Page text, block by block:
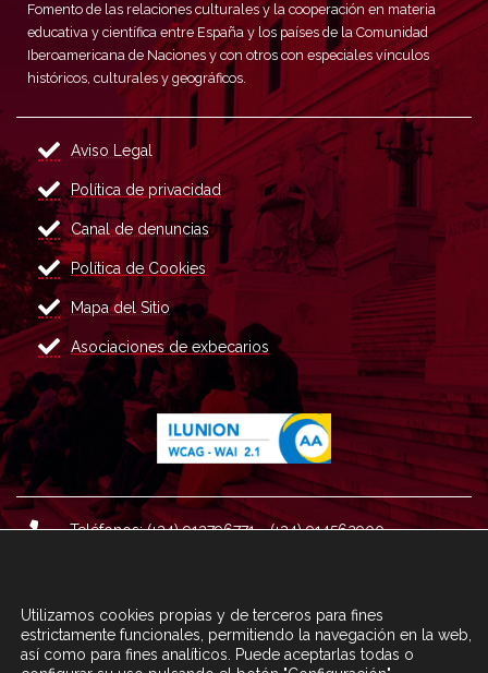
Fomento de las relaciones culturales y la cooperación en materia
educativa y científica entre España y los países de la Comunidad
Iberoamericana de Naciones y con otros con especiales vínculos
históricos, culturales y geográficos.
Aviso Legal
Política de privacidad
Canal de denuncias
Política de Cookies
Mapa del Sitio
Asociaciones de exbecarios
Teléfonos: (+34) 913796771 - (+34) 914562900
Correo : informacion@fundacioncarolina.es
Utilizamos cookies propias y de terceros para fines
estrictamente funcionales, permitiendo la navegación en la web,
así como para fines analíticos. Puede aceptarlas todas o